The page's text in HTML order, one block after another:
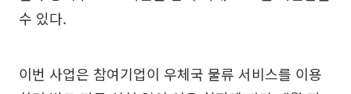
수 있다.
이번 사업은 참여기업이 우체국 물류 서비스를 이용